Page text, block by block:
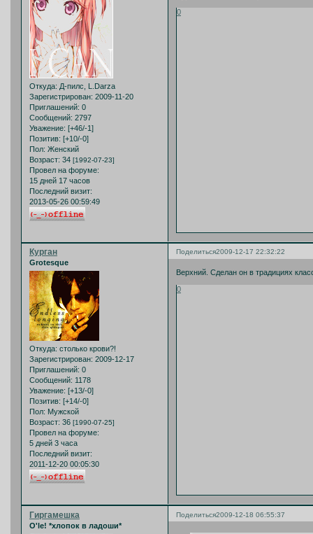
Откуда: Д-пилс, L.Darza
Зарегистрирован: 2009-11-20
Приглашений: 0
Сообщений: 2797
Уважение: [+46/-1]
Позитив: [+10/-0]
Пол: Женский
Возраст: 34 [1992-07-23]
Провел на форуме:
15 дней 17 часов
Последний визит:
2013-05-26 00:59:49
0
Поделиться2009-12-17 22:32:22
Курган
Grotesque
Откуда: столько крови?!
Зарегистрирован: 2009-12-17
Приглашений: 0
Сообщений: 1178
Уважение: [+13/-0]
Позитив: [+14/-0]
Пол: Мужской
Возраст: 36 [1990-07-25]
Провел на форуме:
5 дней 3 часа
Последний визит:
2011-12-20 00:05:30
Верхний. Сделан он в традициях
0
Поделиться2009-12-18 06:55:37
Гиргамешка
O'le! *хлопок в ладоши*